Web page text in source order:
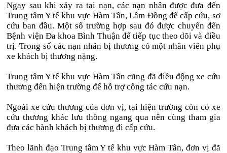
Ngay sau khi xảy ra tai nạn, các nạn nhân được đưa đến
Trung tâm Y tế khu vực Hàm Tân, Lâm Đồng để cấp cứu, sơ
cứu ban đầu. Một số trường hợp sau đó được chuyển đến
Bệnh viện Đa khoa Bình Thuận để tiếp tục theo dõi và điều
trị. Trong số các nạn nhân bị thương có một nhân viên phụ
xe khách bị thương nặng.
Trung tâm Y tế khu vực Hàm Tân cũng đã điều động xe cứu
thương đến hiện trường để hỗ trợ công tác cứu nạn.
Ngoài xe cứu thương của đơn vị, tại hiện trường còn có xe
cứu thương khác lưu thông ngang qua nên cùng tham gia
đưa các hành khách bị thương đi cấp cứu.
Theo lãnh đạo Trung tâm Y tế khu vực Hàm Tân, đơn vị đã